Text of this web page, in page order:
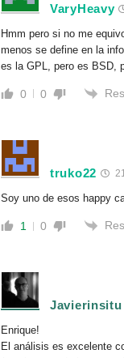
VaryHeavy
Hmm pero si no me
menos se define en la
es la GPL, pero es BSD,
0 0
truko22
Soy uno de esos happy
1 0
Javierinsitu
Enrique!
El análisis es excelente